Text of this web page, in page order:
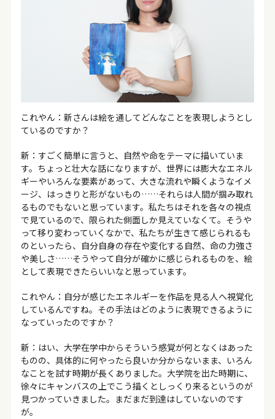
これやん：新さんは絵を通してどんなことを表現しようとし
ているのですか？
新：すごく簡単に言うと、自然や命をテーマに描いていま
す。ちょっと壮大な話になりますが、世界には膨大なエネル
ギーやいろんな要素があって、大きな流れや瞬くようなイメ
ージ、はっきりと形がないもの……それらは人間が掴み取れ
るものでもないと思っています。私たちはそれを各々の視点
で見ているので、限られた側面しか見えていなくて。そうや
って移り変わっていくなかで、私たちが生きて感じられるも
のといったら、自分自身の存在や変化する自然、命の力強さ
や美しさ……そうやって自分が確かに感じられるものを、絵
として表現できたらいいなと思っています。
これやん：自分が感じたエネルギーを作品を見る人へ視覚化
しているんですね。その手法はどのように表現できるように
なっていったのですか？
新：はい、大学在学中からそういう感覚が何となくはあった
ものの、具体的に何やったら良いか分からないまま、いろん
なことを試す時期が長くありました。大学院を出た時期に、
徐々にキャンバスの上でこう描くとしっくり来るというのが
見つかっていきました。まだまだ到達はしていないのです
が。